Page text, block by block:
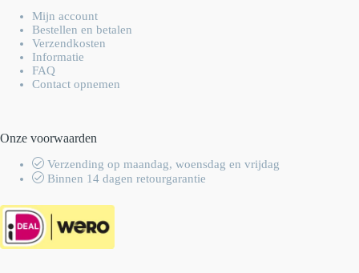
Mijn account
Bestellen en betalen
Verzendkosten
Informatie
FAQ
Contact opnemen
Onze voorwaarden
Verzending op maandag, woensdag en vrijdag
Binnen 14 dagen retourgarantie